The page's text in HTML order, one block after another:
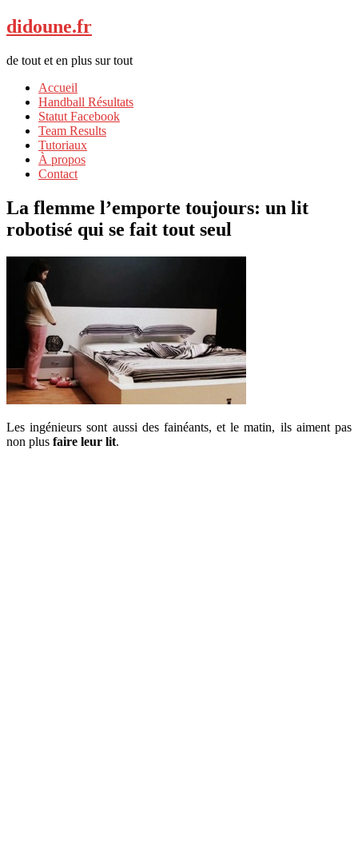
didoune.fr
de tout et en plus sur tout
Accueil
Handball Résultats
Statut Facebook
Team Results
Tutoriaux
À propos
Contact
La flemme l’emporte toujours: un lit
robotisé qui se fait tout seul
Les ingénieurs sont aussi des fainéants, et le matin, ils aiment pas
non plus faire leur lit.